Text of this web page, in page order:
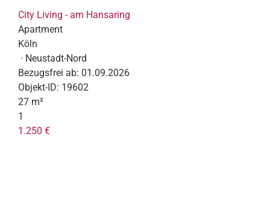
City Living - am Hansaring
Apartment
Köln
· Neustadt-Nord
Bezugsfrei ab: 01.09.2026
Objekt-ID: 19602
27 m²
1
1.250 €